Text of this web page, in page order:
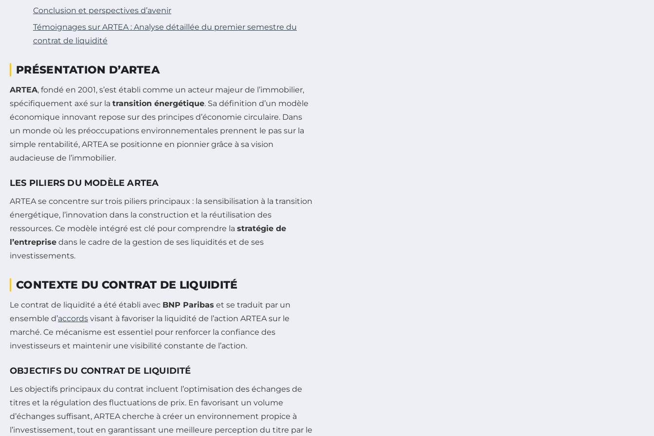
Conclusion et perspectives d’avenir
Témoignages sur ARTEA : Analyse détaillée du premier semestre du
contrat de liquidité
PRÉSENTATION D’ARTEA
ARTEA, fondé en 2001, s’est établi comme un acteur majeur de l’immobilier,
spécifiquement axé sur la transition énergétique. Sa définition d’un modèle
économique innovant repose sur des principes d’économie circulaire. Dans
un monde où les préoccupations environnementales prennent le pas sur la
simple rentabilité, ARTEA se positionne en pionnier grâce à sa vision
audacieuse de l’immobilier.
LES PILIERS DU MODÈLE ARTEA
ARTEA se concentre sur trois piliers principaux : la sensibilisation à la transition
énergétique, l’innovation dans la construction et la réutilisation des
ressources. Ce modèle intégré est clé pour comprendre la stratégie de
l’entreprise dans le cadre de la gestion de ses liquidités et de ses
investissements.
CONTEXTE DU CONTRAT DE LIQUIDITÉ
Le contrat de liquidité a été établi avec BNP Paribas et se traduit par un
ensemble d’accords visant à favoriser la liquidité de l’action ARTEA sur le
marché. Ce mécanisme est essentiel pour renforcer la confiance des
investisseurs et maintenir une visibilité constante de l’action.
OBJECTIFS DU CONTRAT DE LIQUIDITÉ
Les objectifs principaux du contrat incluent l’optimisation des échanges de
titres et la régulation des fluctuations de prix. En favorisant un volume
d’échanges suffisant, ARTEA cherche à créer un environnement propice à
l’investissement, tout en garantissant une meilleure perception du titre par le